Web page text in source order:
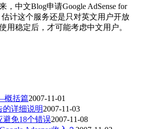
中文Blog申请Google AdSense for
估计这个服务还是只对英文用户开放
用稳定后，才可能考虑中文用户。
概括篇2007-11-01
的详细说明2007-11-03
避免18个错误2007-11-08